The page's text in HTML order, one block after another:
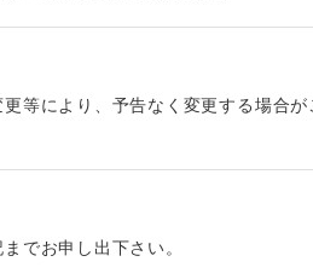
等により、予告なく変更する場合が
でお申し出下さい。